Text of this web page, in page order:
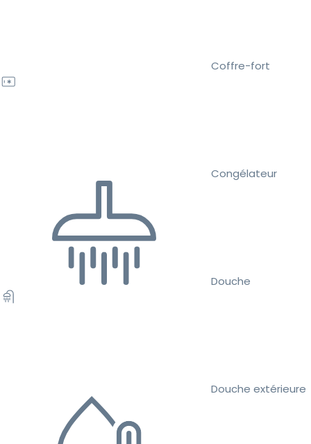
Coffre-fort
Congélateur
Douche
Douche extérieure